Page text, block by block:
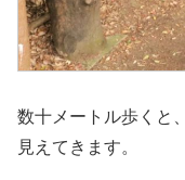
数十メートル歩くと
見えてきます。